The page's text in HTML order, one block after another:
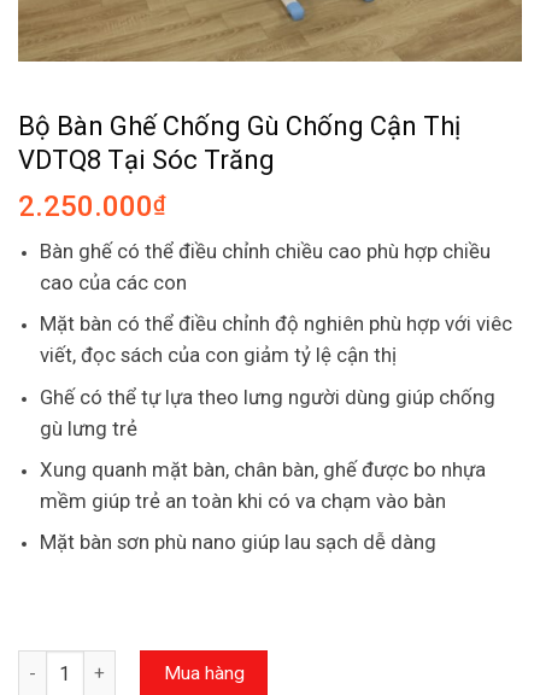
Bộ Bàn Ghế Chống Gù Chống Cận Thị
VDTQ8 Tại Sóc Trăng
2.250.000₫
Bàn ghế có thể điều chỉnh chiều cao phù hợp chiều
cao của các con
Mặt bàn có thể điều chỉnh độ nghiên phù hợp với viêc
viết, đọc sách của con giảm tỷ lệ cận thị
Ghế có thể tự lựa theo lưng người dùng giúp chống
gù lưng trẻ
Xung quanh mặt bàn, chân bàn, ghế được bo nhựa
mềm giúp trẻ an toàn khi có va chạm vào bàn
Mặt bàn sơn phù nano giúp lau sạch dễ dàng
Số lượng Mua hàng